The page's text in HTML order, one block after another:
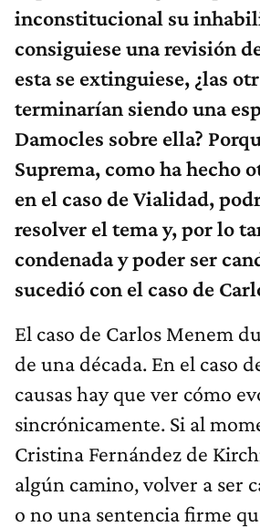
inconstitucional su
consiguiese una revisión
esta se extinguiese, ¿las
terminarían siendo una
Damocles sobre ella?
Suprema, como ha hecho
en el caso de Vialidad,
resolver el tema y, por lo
condenada y poder ser
sucedió con el caso de
El caso de Carlos Menem
de una década. En el caso
causas hay que ver cómo
sincrónicamente. Si al
Cristina Fernández de
algún camino, volver a ser
o no una sentencia firme